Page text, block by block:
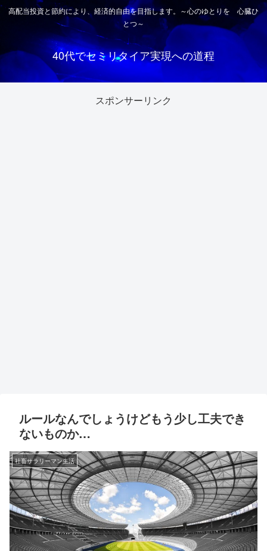
高配当投資と節約により、経済的自由を目指します。～心のゆとりを 心臓ひ
とつ～
40代でセミリタイア実現への道程
スポンサーリンク
ルールなんでしょうけどもう少し工夫でき
ないものか…
社畜サラリーマン生活